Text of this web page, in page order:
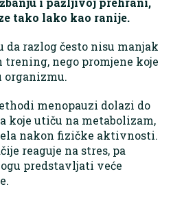
tako lako kao ranije.
da razlog često nisu manjak
nego promjene koje
organizmu.
menopauzi dolazi do
koje utiču na metabolizam,
nakon fizičke aktivnosti.
reaguje na stres, pa
predstavljati veće